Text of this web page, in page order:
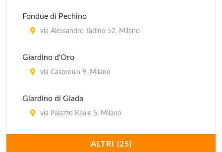
Fondue di Pechino
via Alessandro Tadino 52, Milano
Giardino d'Oro
via Casoretto 9, Milano
Giardino di Giada
via Palazzo Reale 5, Milano
ALTRI (25)